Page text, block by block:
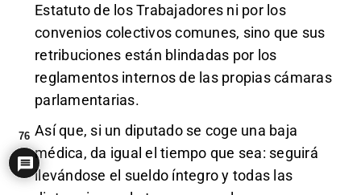
Estatuto de los Trabajadores ni por los
convenios colectivos comunes, sino que sus
retribuciones están blindadas por los
reglamentos internos de las propias cámaras
parlamentarias.
Así que, si un diputado se coge una baja
médica, da igual el tiempo que sea: seguirá
llevándose el sueldo íntegro y todas las
76